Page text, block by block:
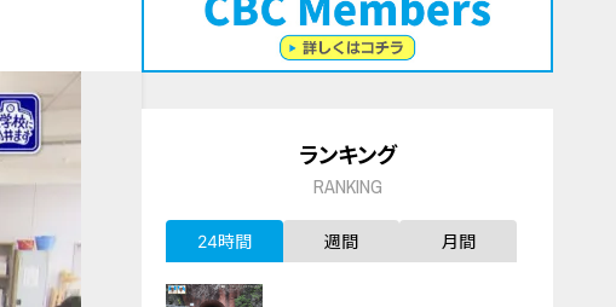
ランキング
RANKING
24時間 週間 月間